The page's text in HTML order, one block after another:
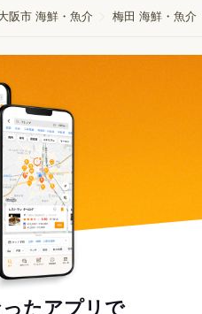
阪市 海鮮・魚介 梅田 海鮮・魚介
たアプリで